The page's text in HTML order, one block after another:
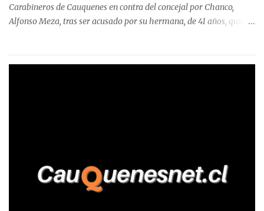
Carabineros de Cauquenes en contra del concejal por Chanco,
Alfonso Meza, tras ser acusado por su hermana, de 41 años, quien
relató que los hechos ocurrieron cerca de las 11:30 horas en el
trabajadores, el edil descendió del vehículo y, en medio de la
confrontación, la habría tomado de los hombros, empujado al
suelo y agredido con golpes de pies y manos, mientr...